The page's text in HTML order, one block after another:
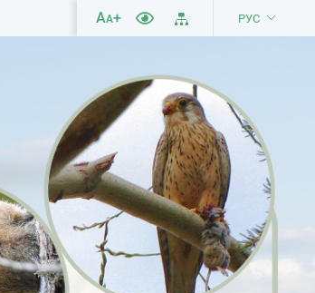
AA+ РУС